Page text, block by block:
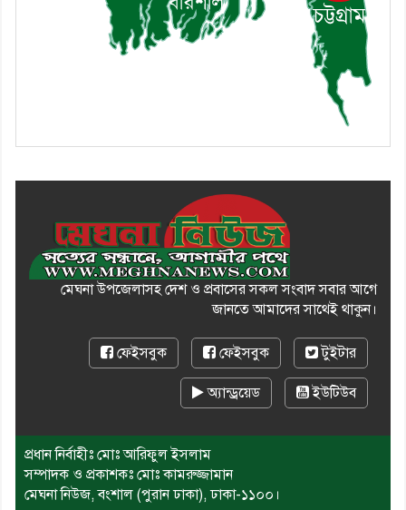
মেঘনা উপজেলাসহ দেশ ও প্রবাসের সকল সংবাদ সবার আগে
জানতে আমাদের সাথেই থাকুন।
ফেইসবুক ফেইসবুক টুইটার
অ্যান্ড্রয়েড ইউটিউব
প্রধান নির্বাহীঃ মোঃ আরিফুল ইসলাম
সম্পাদক ও প্রকাশকঃ মোঃ কামরুজ্জামান
মেঘনা নিউজ, বংশাল (পুরান ঢাকা), ঢাকা-১১০০।